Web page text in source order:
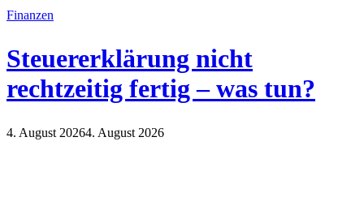
Finanzen
Steuererklärung nicht
rechtzeitig fertig – was tun?
4. August 20264. August 2026